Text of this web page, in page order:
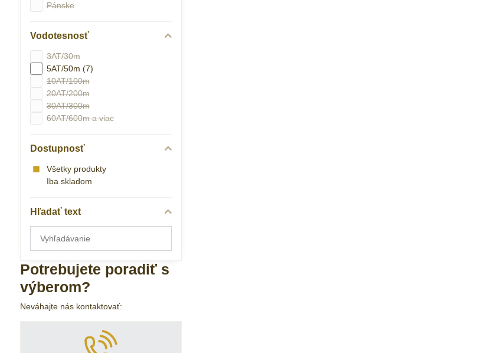
Pánske
Vodotesnosť
3AT/30m
5AT/50m (7)
10AT/100m
20AT/200m
30AT/300m
60AT/600m a viac
Dostupnosť
Všetky produkty
Iba skladom
Hľadať text
výsledky
fulltextom
Potrebujete poradiť s
výberom?
Neváhajte nás kontaktovať: